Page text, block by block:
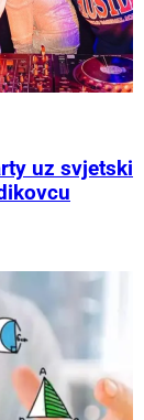
uz svjetski